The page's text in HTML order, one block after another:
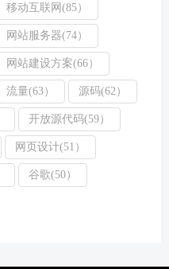
移动互联网(85）
网站服务器(74）
网站建设方案(66）
流量(63） 源码(62）
开放源代码(59）
网页设计(51）
谷歌(50）